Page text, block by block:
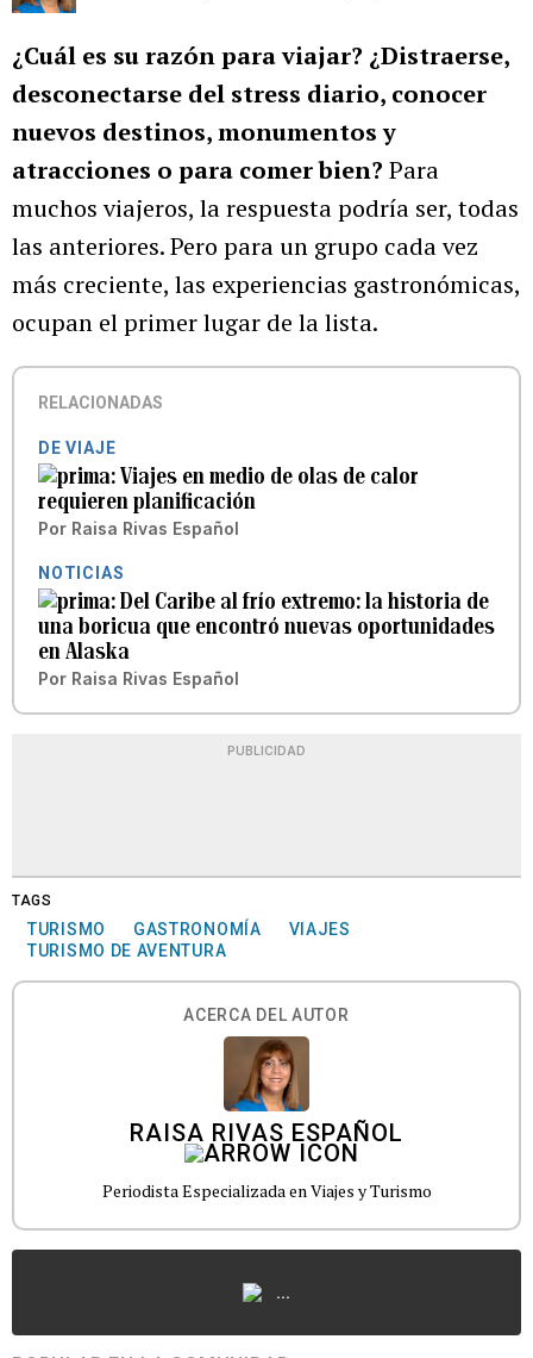
¿Cuál es su razón para viajar? ¿Distraerse,
desconectarse del stress diario, conocer
nuevos destinos, monumentos y
atracciones o para comer bien? Para
muchos viajeros, la respuesta podría ser, todas
las anteriores. Pero para un grupo cada vez
más creciente, las experiencias gastronómicas,
ocupan el primer lugar de la lista.
RELACIONADAS
DE VIAJE
Viajes en medio de olas de calor
requieren planificación
Por Raisa Rivas Español
NOTICIAS
Del Caribe al frío extremo: la historia de
una boricua que encontró nuevas oportunidades
en Alaska
Por Raisa Rivas Español
PUBLICIDAD
TAGS
TURISMO GASTRONOMÍA
VIAJES
TURISMO DE AVENTURA
ACERCA DEL AUTOR
RAISA RIVAS ESPAÑOL
Periodista Especializada en Viajes y Turismo
...